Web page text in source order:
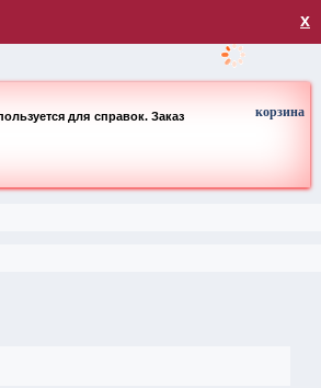
х
для справок. Заказ
корзина